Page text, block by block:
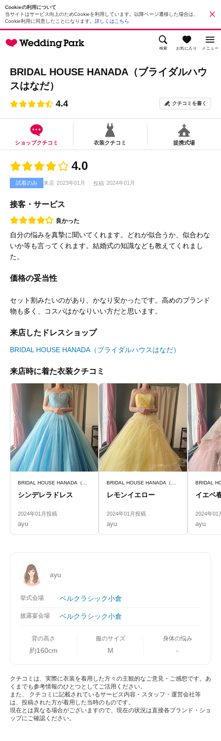
Cookieの利用について
当サイトはサービス向上のためCookieを利用しています。以降ページ遷移した場合は、
Cookie利用に同意したことになります。 詳しくはこちら
検索 お気に入り メニュー
BRIDAL HOUSE HANADA（ブライダルハウ
スはなだ）
4.4 クチコミを書く
ショップクチコミ 衣装クチコミ 提携式場
4.0
試着のみ 来店 2023年01月 投稿 2024年01月
接客・サービス
良かった
自分の悩みを真摯に聞いてくれます。どれが似合うか、似合わな
いか等も言ってくれます。結婚式の知識なども教えてくれまし
た。
価格の妥当性
セット割みたいのがあり、かなり安かったです。高めのブランド
物も多く、コスパはかなりいい方だと思います。
来店したドレスショップ
BRIDAL HOUSE HANADA（ブライダルハウスはなだ）
来店時に着た衣装クチコミ
シンデレラドレス
2024年01月投稿
ayu
レモンイエロー
2024年01月投稿
ayu
イエベ
2024年01
ayu
ayu
挙式会場 ベルクラシック小倉
披露宴会場 ベルクラシック小倉
背の高さ
約160cm
服のサイズ
M
身体の悩み
-
クチコミは、実際に衣装を着用した方々の主観的なご意見・ご感想です。あ
くまでも参考情報のひとつとしてご活用ください。
また、 クチコミに記載されているサービス内容・スタッフ・運営会社等
は、投稿された方が着用した当時のものです。
現在とは異なる場合がございますので、現在の状況は直接各ブランド・ショ
ップにご確認ください。